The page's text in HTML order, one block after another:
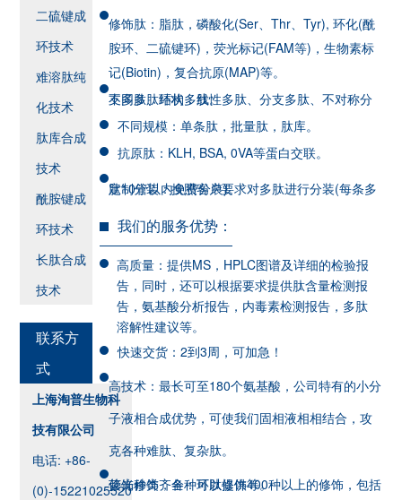
二硫键成
环技术
难溶肽纯
化技术
肽库合成
技术
酰胺键成
环技术
长肽合成
技术
联系方
式
上海淘普生物科
技有限公司
电话: +86-
(0)-15221025520
修饰肽：脂肽，磷酸化(Ser、Thr、Tyr), 环化(酰
胺环、二硫键环)，荧光标记(FAM等)，生物素标
记(Biotin)，复合抗原(MAP)等。
不同多肽结构：线性多肽、分支多肽、不对称分支多肽、环状多肽。
不同规模：单条肽，批量肽，肽库。
抗原肽：KLH, BSA, 0VA等蛋白交联。
定制分装：按照客户要求对多肽进行分装(每条多肽10管以内免费分装)。
我们的服务优势：
高质量：提供MS，HPLC图谱及详细的检验报
告，同时，还可以根据要求提供肽含量检测报
告，氨基酸分析报告，内毒素检测报告，多肽
溶解性建议等。
快速交货：2到3周，可加急！
高技术：最长可至180个氨基酸，公司特有的小分
子液相合成优势，可使我们固相液相相结合，攻
克各种难肽、复杂肽。
修饰种类齐全：可以提供400种以上的修饰，包括荧光修饰，各种环肽修饰等。